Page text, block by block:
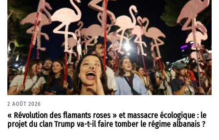
2 AOÛT 2026
« Révolution des flamants roses » et massacre écologique : le
projet du clan Trump va-t-il faire tomber le régime albanais ?